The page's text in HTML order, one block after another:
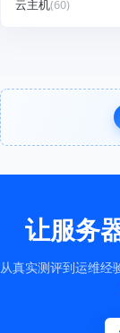
云主机(60)
让服务
从真实测评到运维经